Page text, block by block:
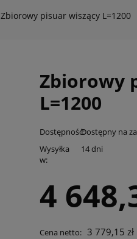
Zbiorowy pisuar wiszący L=1200
Zbiorowy
L=1200
Dostępność:Dostępny na
Wysyłka
w:
14 dni
4
Cena netto: 3 779,15 zł